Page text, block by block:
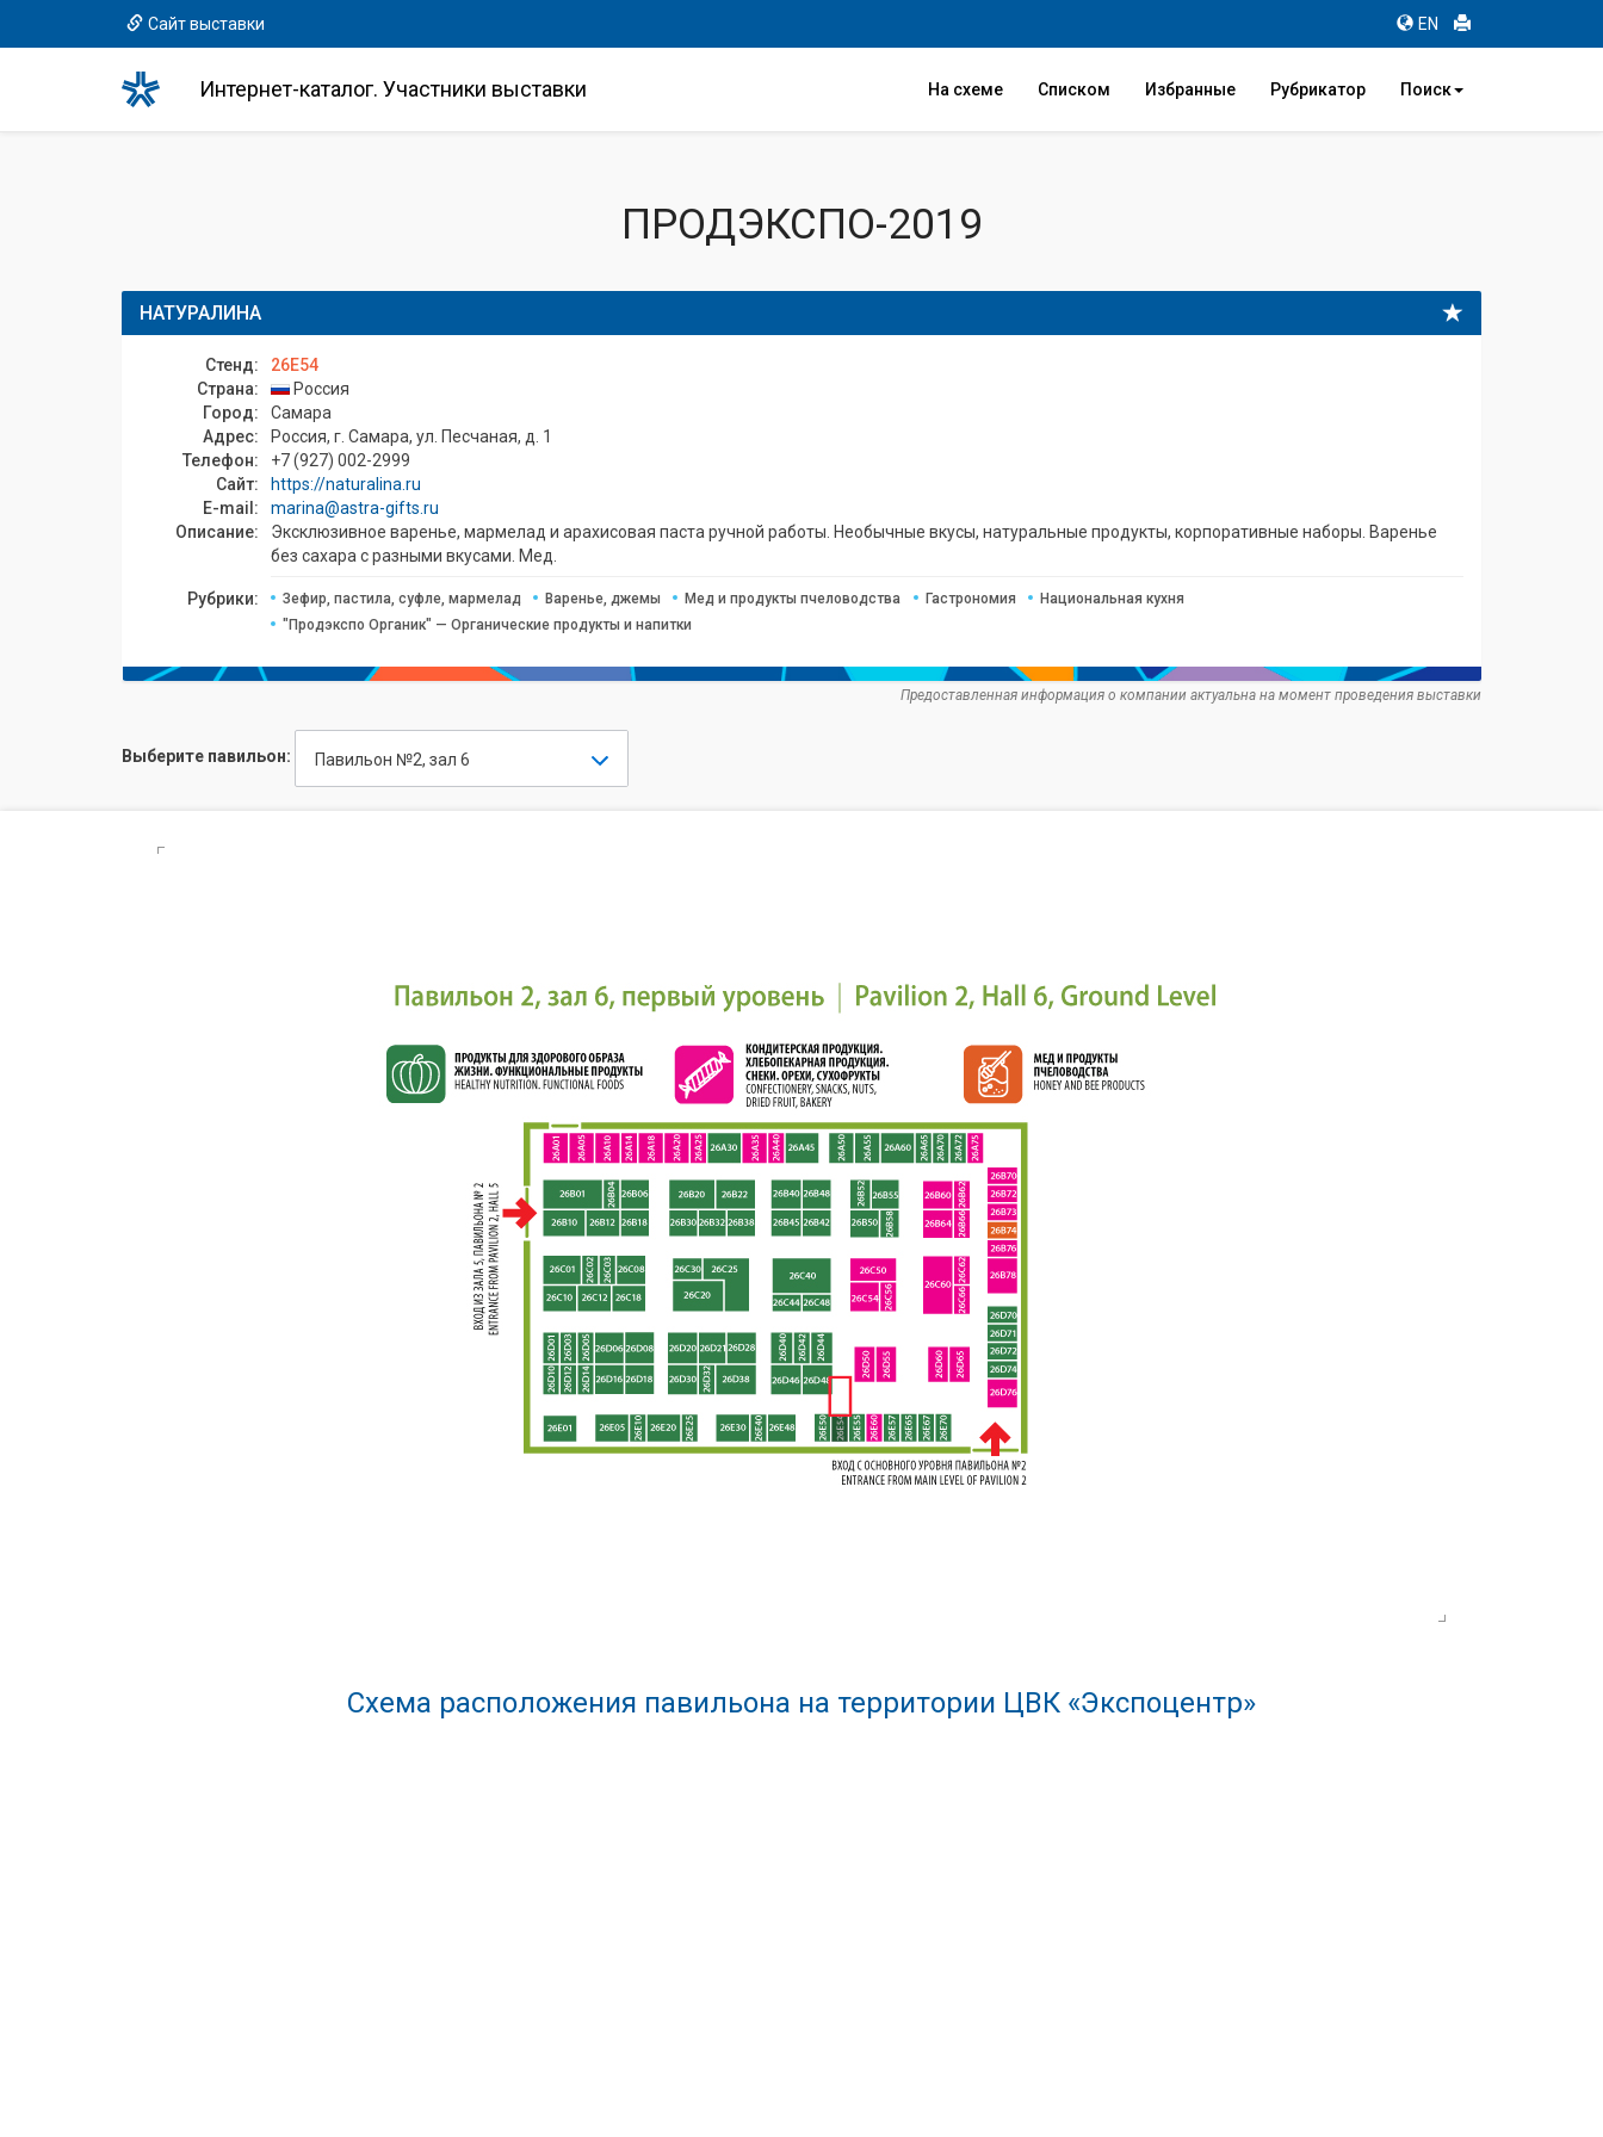
Сайт выставки EN
Интернет-каталог. Участники выставки На схеме Списком Избранные Рубрикатор Поиск
ПРОДЭКСПО-2019
НАТУРАЛИНА
Стенд:
26E54
Страна:
Россия
Город:
Самара
Адрес:
Россия, г. Самара, ул. Песчаная, д. 1
Телефон:
+7 (927) 002-2999
Сайт:
https://naturalina.ru
E-mail:
marina@astra-gifts.ru
Описание:
Эксклюзивное варенье, мармелад и арахисовая паста ручной работы. Необычные вкусы, натуральные продукты, корпоративные наборы. Варенье
без сахара с разными вкусами. Мед.
Рубрики: Зефир, пастила, суфле, мармелад Варенье, джемы Мед и продукты пчеловодства Гастрономия
Национальная кухня
"Продэкспо Органик" — Органические продукты и напитки
Предоставленная информация о компании актуальна на момент проведения выставки
Выберите павильон: Павильон №2, зал 6
Схема расположения павильона на территории ЦВК «Экспоцентр»